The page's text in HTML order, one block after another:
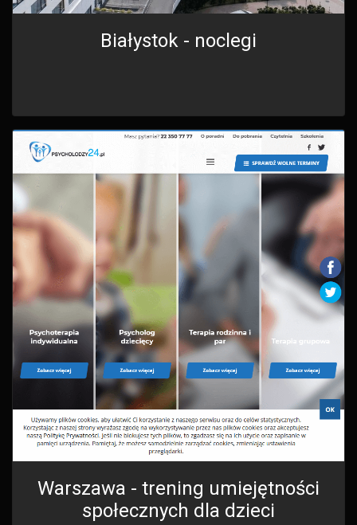
Białystok - noclegi
Warszawa - trening umiejętności
społecznych dla dzieci